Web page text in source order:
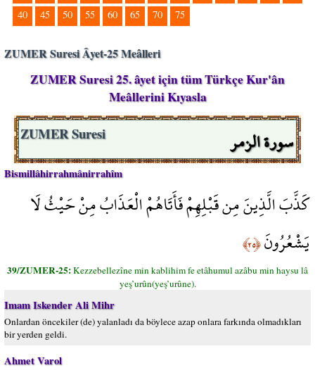
40
45 50 55 60 65 70 75
ZUMER Suresi Âyet-25 Meâlleri
ZUMER Suresi 25. âyet için tüm Türkçe Kur'ân
Meâllerini Kıyasla
سورة الزمر ZUMER Suresi
Bismillâhirrahmânirrahîm
كَذَّبَ الَّذِينَ مِن قَبْلِهِمْ فَأَتَاهُمْ الْعَذَابُ مِنْ حَيْثُ لَا
يَشْعُرُونَ﴿٢٥﴾
39/ZUMER-25:Kezzebellezîne min kablihim fe etâhumul azâbu min haysu lâ
yeş’urûn(yeş’urûne).
Imam Iskender Ali Mihr
Onlardan öncekiler (de) yalanladı da böylece azap onlara farkında olmadıkları
bir yerden geldi.
Ahmet Varol